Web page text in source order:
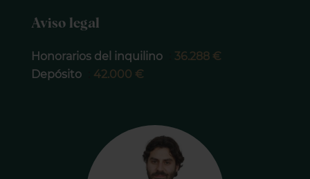
Aviso legal
Honorarios del inquilino
36.288 €
Depósito
42.000 €